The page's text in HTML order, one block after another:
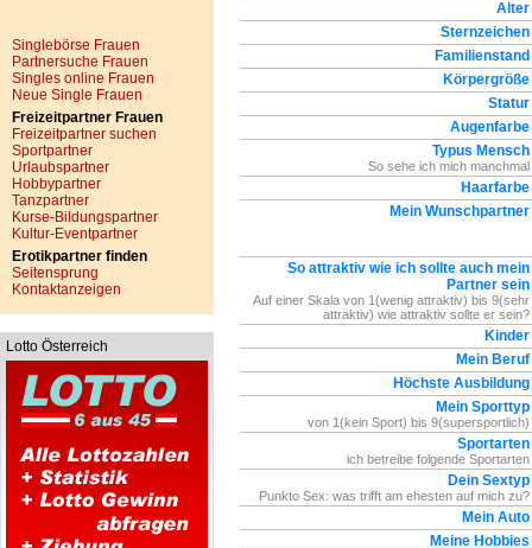
Singlebörse Frauen
Partnersuche Frauen
Singles online Frauen
Neue Single Frauen
Freizeitpartner Frauen
Freizeitpartner suchen
Sportpartner
Urlaubspartner
Hobbypartner
Tanzpartner
Kurse-Bildungspartner
Kultur-Eventpartner
Erotikpartner finden
Seitensprung
Kontaktanzeigen
Lotto Österreich
Alter
Sternzeichen
Familienstand
Körpergröße
Statur
Augenfarbe
Typus Mensch
So sehe ich mich manchmal
Haarfarbe
Mein Wunschpartner
So attraktiv wie ich sollte auch mein
Partner sein
Auf einer Skala von 1(wenig attraktiv) bis 9(sehr
attraktiv) wie attraktiv sollte er sein?
Kinder
Mein Beruf
Höchste Ausbildung
Mein Sporttyp
von 1(kein Sport) bis 9(supersportlich)
Sportarten
ich betreibe folgende Sportarten
Dein Sextyp
Punkto Sex: was trifft am ehesten auf mich zu?
Mein Auto
Meine Hobbies